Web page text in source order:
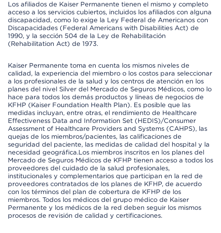
Los afiliados de Kaiser Permanente tienen el mismo y completo
acceso a los servicios cubiertos, incluidos los afiliados con alguna
discapacidad, como lo exige la Ley Federal de Americanos con
Discapacidades (Federal Americans with Disabilities Act) de
1990, y la sección 504 de la Ley de Rehabilitación
(Rehabilitation Act) de 1973.
Kaiser Permanente toma en cuenta los mismos niveles de
calidad, la experiencia del miembro o los costos para seleccionar
a los profesionales de la salud y los centros de atención en los
planes del nivel Silver del Mercado de Seguros Médicos, como lo
hace para todos los demás productos y líneas de negocios de
KFHP (Kaiser Foundation Health Plan). Es posible que las
medidas incluyan, entre otras, el rendimiento de Healthcare
Effectiveness Data and Information Set (HEDIS)/Consumer
Assessment of Healthcare Providers and Systems (CAHPS), las
quejas de los miembros/pacientes, las calificaciones de
seguridad del paciente, las medidas de calidad del hospital y la
necesidad geográfica.Los miembros inscritos en los planes del
Mercado de Seguros Médicos de KFHP tienen acceso a todos los
proveedores del cuidado de la salud profesionales,
institucionales y complementarios que participan en la red de
proveedores contratados de los planes de KFHP, de acuerdo
con los términos del plan de cobertura de KFHP de los
miembros. Todos los médicos del grupo médico de Kaiser
Permanente y los médicos de la red deben seguir los mismos
procesos de revisión de calidad y certificaciones.